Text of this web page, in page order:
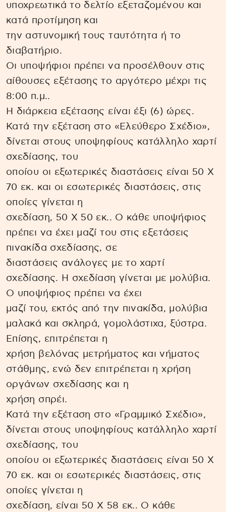
υποχρεωτικά το δελτίο εξεταζομένου και
κατά προτίμηση και
την αστυνομική τους ταυτότητα ή το
διαβατήριο.
Οι υποψήφιοι πρέπει να προσέλθουν στις
αίθουσες εξέτασης το αργότερο μέχρι τις
8:00 π.μ..
Η διάρκεια εξέτασης είναι έξι (6) ώρες.
Κατά την εξέταση στο «Ελεύθερο Σχέδιο»,
δίνεται στους υποψηφίους κατάλληλο χαρτί
σχεδίασης, του
οποίου οι εξωτερικές διαστάσεις είναι 50 Χ
70 εκ. και οι εσωτερικές διαστάσεις, στις
οποίες γίνεται η
σχεδίαση, 50 Χ 50 εκ.. Ο κάθε υποψήφιος
πρέπει να έχει μαζί του στις εξετάσεις
πινακίδα σχεδίασης, σε
διαστάσεις ανάλογες με το χαρτί
σχεδίασης. Η σχεδίαση γίνεται με μολύβια.
Ο υποψήφιος πρέπει να έχει
μαζί του, εκτός από την πινακίδα, μολύβια
μαλακά και σκληρά, γομολάστιχα, ξύστρα.
Επίσης, επιτρέπεται η
χρήση βελόνας μετρήματος και νήματος
στάθμης, ενώ δεν επιτρέπεται η χρήση
οργάνων σχεδίασης και η
χρήση σπρέι.
Κατά την εξέταση στο «Γραμμικό Σχέδιο»,
δίνεται στους υποψηφίους κατάλληλο χαρτί
σχεδίασης, του
οποίου οι εξωτερικές διαστάσεις είναι 50 Χ
70 εκ. και οι εσωτερικές διαστάσεις, στις
οποίες γίνεται η
σχεδίαση, είναι 50 Χ 58 εκ.. Ο κάθε